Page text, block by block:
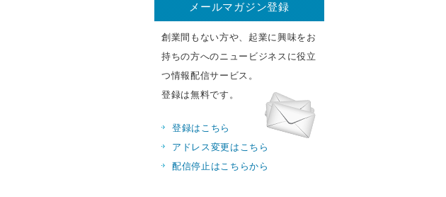
メールマガジン登録
創業間もない方や、起業に興味をお
持ちの方へのニュービジネスに役立
つ情報配信サービス。
登録は無料です。
登録はこちら
アドレス変更はこちら
配信停止はこちらから